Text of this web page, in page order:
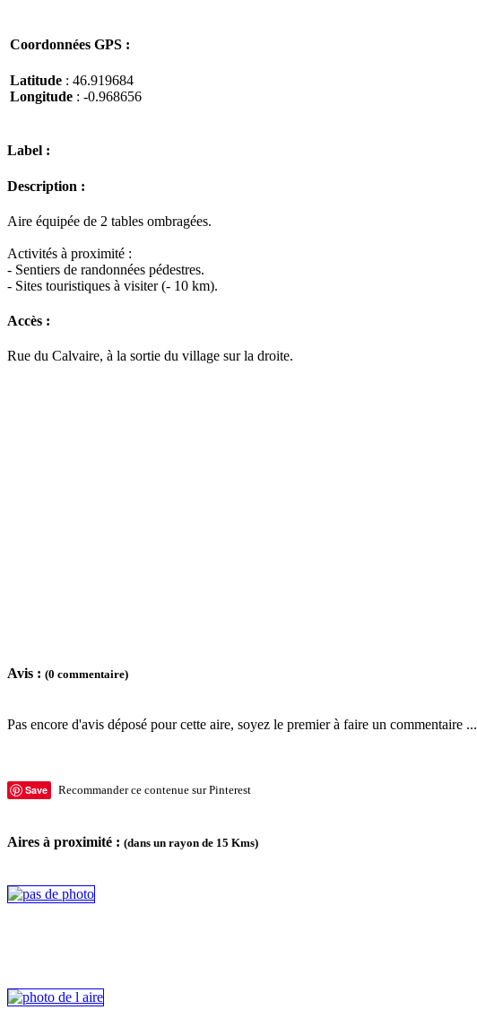
Coordonnées GPS :
Latitude : 46.919684
Longitude : -0.968656
Label :
Description :
Aire équipée de 2 tables ombragées.
Activités à proximité :
- Sentiers de randonnées pédestres.
- Sites touristiques à visiter (- 10 km).
Accès :
Rue du Calvaire, à la sortie du village sur la droite.
Avis : (0 commentaire)
Pas encore d'avis déposé pour cette aire, soyez le premier à faire un commentaire ...
Save Recommander ce contenue sur Pinterest
Aires à proximité : (dans un rayon de 15 Kms)